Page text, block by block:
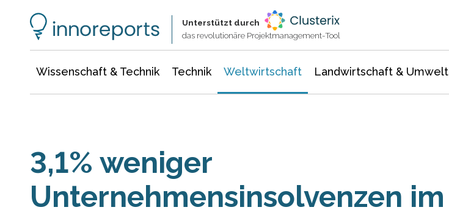
Unterstützt durch
das revolutionäre Projektmanagement-Tool
Wissenschaft & Technik Technik Weltwirtschaft Landwirtschaft & Umwelt
3,1% weniger
Unternehmensinsolvenzen im